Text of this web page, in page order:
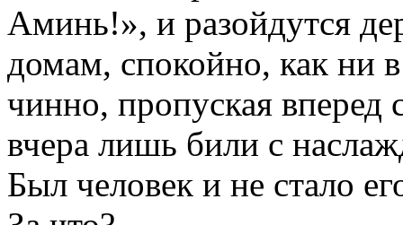
Аминь!», и разойдутся
домам, спокойно, как ни
чинно, пропуская
вчера лишь били с
Был человек и не стало